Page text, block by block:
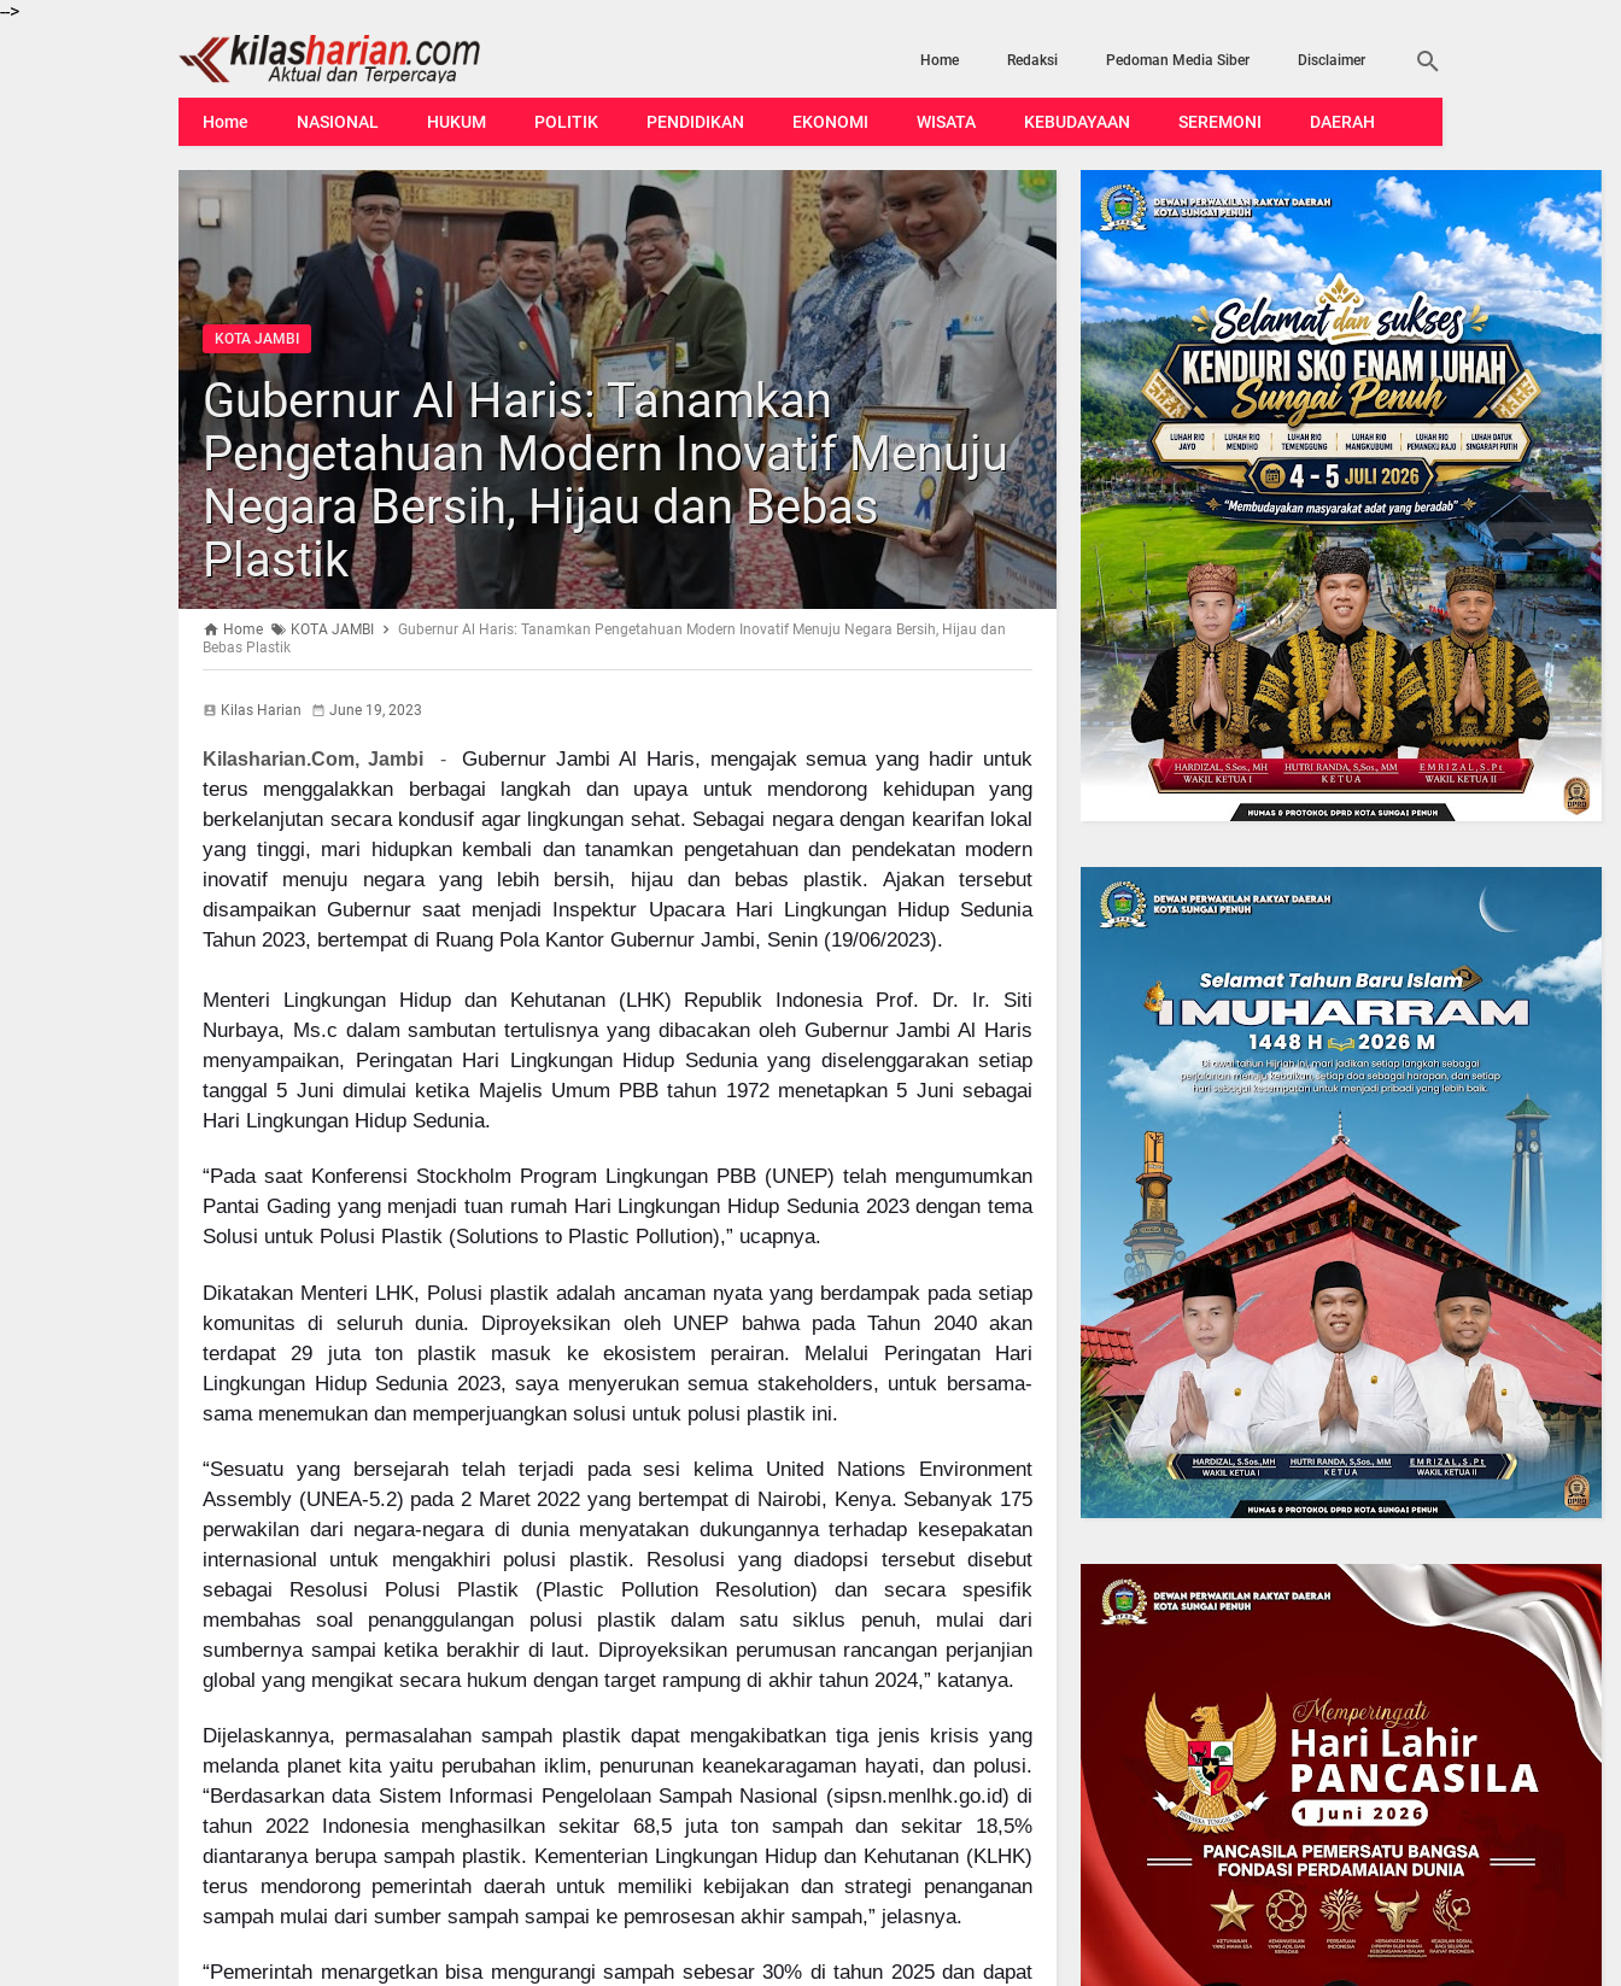
-->
Home Redaksi Pedoman Media Siber Disclaimer
Home NASIONAL HUKUM POLITIK PENDIDIKAN EKONOMI WISATA KEBUDAYAAN SEREMONI DAERAH
KOTA JAMBI
Gubernur Al Haris: Tanamkan
Pengetahuan Modern Inovatif Menuju
Negara Bersih, Hijau dan Bebas
Plastik
Home KOTA JAMBI
Gubernur Al Haris: Tanamkan Pengetahuan Modern Inovatif Menuju Negara Bersih, Hijau dan
Bebas Plastik
Kilas Harian June 19, 2023
Kilasharian.Com, Jambi-Gubernur Jambi Al Haris, mengajak semua yang hadir untuk
terus menggalakkan berbagai langkah dan upaya untuk mendorong kehidupan yang
berkelanjutan secara kondusif agar lingkungan sehat. Sebagai negara dengan kearifan lokal
yang tinggi, mari hidupkan kembali dan tanamkan pengetahuan dan pendekatan modern
inovatif menuju negara yang lebih bersih, hijau dan bebas plastik. Ajakan tersebut
disampaikan Gubernur saat menjadi Inspektur Upacara Hari Lingkungan Hidup Sedunia
Tahun 2023, bertempat di Ruang Pola Kantor Gubernur Jambi, Senin (19/06/2023).
Menteri Lingkungan Hidup dan Kehutanan (LHK) Republik Indonesia Prof. Dr. Ir. Siti
Nurbaya, Ms.c dalam sambutan tertulisnya yang dibacakan oleh Gubernur Jambi Al Haris
menyampaikan, Peringatan Hari Lingkungan Hidup Sedunia yang diselenggarakan setiap
tanggal 5 Juni dimulai ketika Majelis Umum PBB tahun 1972 menetapkan 5 Juni sebagai
Hari Lingkungan Hidup Sedunia.
“Pada saat Konferensi Stockholm Program Lingkungan PBB (UNEP) telah mengumumkan
Pantai Gading yang menjadi tuan rumah Hari Lingkungan Hidup Sedunia 2023 dengan tema
Solusi untuk Polusi Plastik (Solutions to Plastic Pollution),” ucapnya.
Dikatakan Menteri LHK, Polusi plastik adalah ancaman nyata yang berdampak pada setiap
komunitas di seluruh dunia. Diproyeksikan oleh UNEP bahwa pada Tahun 2040 akan
terdapat 29 juta ton plastik masuk ke ekosistem perairan. Melalui Peringatan Hari
Lingkungan Hidup Sedunia 2023, saya menyerukan semua stakeholders, untuk bersama-
sama menemukan dan memperjuangkan solusi untuk polusi plastik ini.
“Sesuatu yang bersejarah telah terjadi pada sesi kelima United Nations Environment
Assembly (UNEA-5.2) pada 2 Maret 2022 yang bertempat di Nairobi, Kenya. Sebanyak 175
perwakilan dari negara-negara di dunia menyatakan dukungannya terhadap kesepakatan
internasional untuk mengakhiri polusi plastik. Resolusi yang diadopsi tersebut disebut
sebagai Resolusi Polusi Plastik (Plastic Pollution Resolution) dan secara spesifik
membahas soal penanggulangan polusi plastik dalam satu siklus penuh, mulai dari
sumbernya sampai ketika berakhir di laut. Diproyeksikan perumusan rancangan perjanjian
global yang mengikat secara hukum dengan target rampung di akhir tahun 2024,” katanya.
Dijelaskannya, permasalahan sampah plastik dapat mengakibatkan tiga jenis krisis yang
melanda planet kita yaitu perubahan iklim, penurunan keanekaragaman hayati, dan polusi.
“Berdasarkan data Sistem Informasi Pengelolaan Sampah Nasional (sipsn.menlhk.go.id) di
tahun 2022 Indonesia menghasilkan sekitar 68,5 juta ton sampah dan sekitar 18,5%
diantaranya berupa sampah plastik. Kementerian Lingkungan Hidup dan Kehutanan (KLHK)
terus mendorong pemerintah daerah untuk memiliki kebijakan dan strategi penanganan
sampah mulai dari sumber sampah sampai ke pemrosesan akhir sampah,” jelasnya.
“Pemerintah menargetkan bisa mengurangi sampah sebesar 30% di tahun 2025 dan dapat